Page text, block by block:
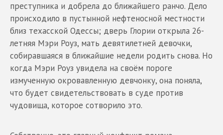
преступника и добрела до ближайшего ранчо. Дело
происходило в пустынной нефтеносной местности
близ техасской Одессы; дверь Глории открыла 26-
летняя Мэри Роуз, мать девятилетней девочки,
собиравшаяся в ближайшие недели родить снова. Но
когда Мэри Роуз увидела на своём пороге
измученную окровавленную девчонку, она поняла,
что будет свидетельствовать в суде против
чудовища, которое сотворило это.